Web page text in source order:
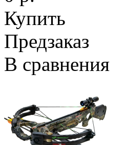
Купить
Предзаказ
В сравнения